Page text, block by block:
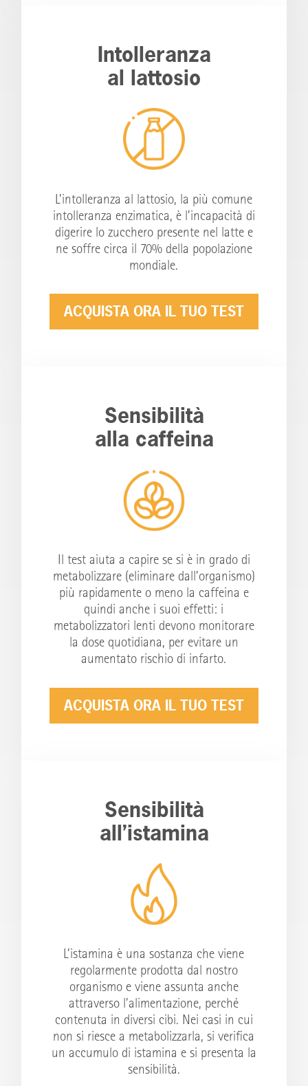
Intolleranza
al lattosio
L’intolleranza al lattosio, la più comune
intolleranza enzimatica, è l’incapacità di
digerire lo zucchero presente nel latte e
ne soffre circa il 70% della popolazione
mondiale.
ACQUISTA ORA IL TUO TEST
Sensibilità
alla caffeina
Il test aiuta a capire se si è in grado di
metabolizzare (eliminare dall’organismo)
più rapidamente o meno la caffeina e
quindi anche i suoi effetti: i
metabolizzatori lenti devono monitorare
la dose quotidiana, per evitare un
aumentato rischio di infarto.
ACQUISTA ORA IL TUO TEST
Sensibilità
all’istamina
L’istamina è una sostanza che viene
regolarmente prodotta dal nostro
organismo e viene assunta anche
attraverso l’alimentazione, perché
contenuta in diversi cibi. Nei casi in cui
non si riesce a metabolizzarla, si verifica
un accumulo di istamina e si presenta la
sensibilità.